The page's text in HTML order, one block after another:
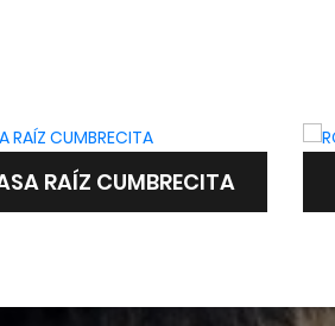
RAÍZ CUMBRECITA